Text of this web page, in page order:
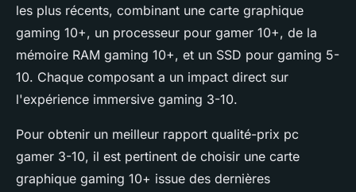
les plus récents, combinant une carte graphique
gaming 10+, un processeur pour gamer 10+, de la
mémoire RAM gaming 10+, et un SSD pour gaming 5-
10. Chaque composant a un impact direct sur
l'expérience immersive gaming 3-10.
Pour obtenir un meilleur rapport qualité-prix pc
gamer 3-10, il est pertinent de choisir une carte
graphique gaming 10+ issue des dernières